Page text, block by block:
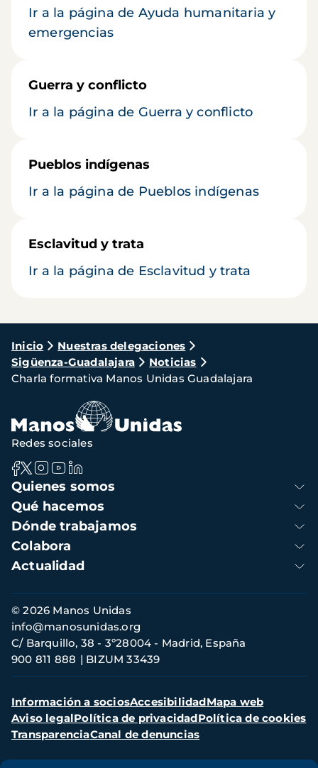
Ir a la página de Ayuda humanitaria y
emergencias
Guerra y conflicto
Ir a la página de Guerra y conflicto
Pueblos indígenas
Ir a la página de Pueblos indígenas
Esclavitud y trata
Ir a la página de Esclavitud y trata
Ruta
de
navegación
Inicio
Nuestras delegaciones
Sigüenza-Guadalajara
Noticias
Charla formativa Manos Unidas Guadalajara
Navegación
principal
Quienes somos
Qué hacemos
Dónde trabajamos
Colabora
Actualidad
Redes sociales
Información
de
contacto
© 2026 Manos Unidas
C/ Barquillo, 38 - 3º28004 - Madrid, España
900 811 888
BIZUM 33439
info@manosunidas.org
Menú
secundario
Información a sociosAccesibilidadMapa web
Aviso legalPolítica de privacidadPolítica de cookies
TransparenciaCanal de denuncias